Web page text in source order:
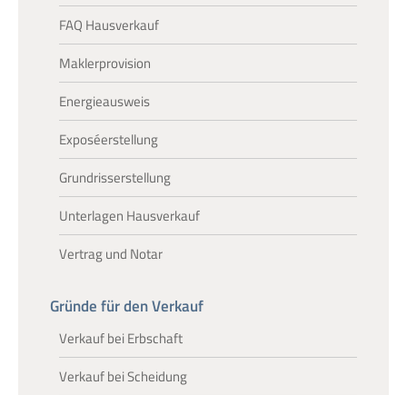
FAQ Hausverkauf
Maklerprovision
Energieausweis
Exposéerstellung
Grundrisserstellung
Unterlagen Hausverkauf
Vertrag und Notar
Gründe für den Verkauf
Verkauf bei Erbschaft
Verkauf bei Scheidung